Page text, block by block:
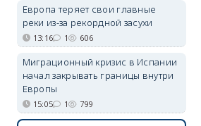
Европа теряет свои главные
реки из-за рекордной засухи
13:16 1 606
Миграционный кризис в Испании
начал закрывать границы внутри
Европы
15:05 1 799